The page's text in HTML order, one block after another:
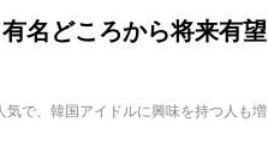
名どころから将来有望
で、韓国アイドルに興味を持つ人も増